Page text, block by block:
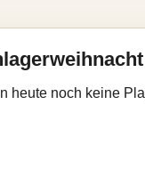
heute noch keine